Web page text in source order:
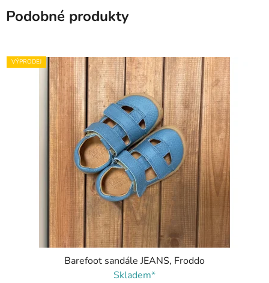
Podobné produkty
VÝPRODEJ
Barefoot sandále JEANS, Froddo
Skladem*